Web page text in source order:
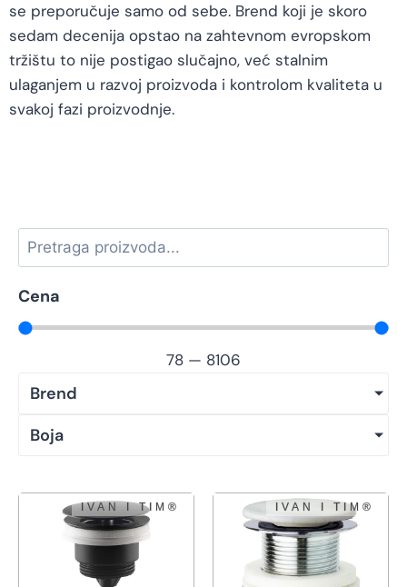
se preporučuje samo od sebe. Brend koji je skoro
sedam decenija opstao na zahtevnom evropskom
tržištu to nije postigao slučajno, već stalnim
ulaganjem u razvoj proizvoda i kontrolom kvaliteta u
svakoj fazi proizvodnje.
Cena
78 — 8106
Brend
Boja